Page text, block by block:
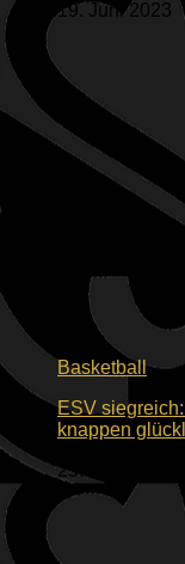
19. Juni 2023
Basketball
ESV
knappen
25. Februar